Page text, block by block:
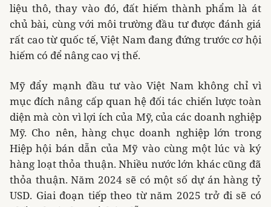
liệu thô, thay vào đó, đất hiếm thành phẩm là át
chủ bài, cùng với môi trường đầu tư được đánh giá
rất cao từ quốc tế, Việt Nam đang đứng trước cơ hội
hiếm có để nâng cao vị thế.
Mỹ đẩy mạnh đầu tư vào Việt Nam không chỉ vì
mục đích nâng cấp quan hệ đối tác chiến lược toàn
diện mà còn vì lợi ích của Mỹ, của các doanh nghiệp
Mỹ. Cho nên, hàng chục doanh nghiệp lớn trong
Hiệp hội bán dẫn của Mỹ vào cùng một lúc và ký
hàng loạt thỏa thuận. Nhiều nước lớn khác cũng đã
thỏa thuận. Năm 2024 sẽ có một số dự án hàng tỷ
USD. Giai đoạn tiếp theo từ năm 2025 trở đi sẽ có